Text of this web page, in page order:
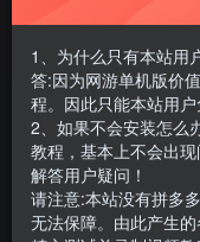
排序 更新 浏览
1、为什么只有本站用
答:因为网游单机版价
程。因此只能本站用
2、如果不会安装怎么
教程，基本上不会出
解答用户疑问！
请注意:本站没有拼多
无法保障。由此产生